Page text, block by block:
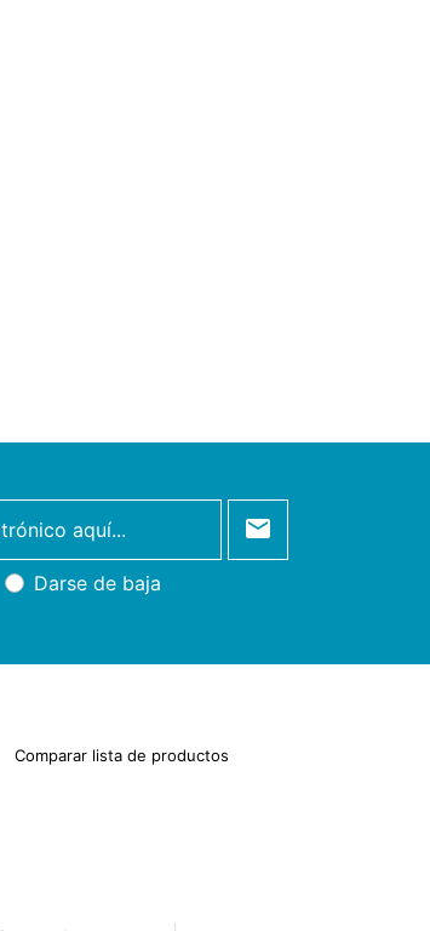
Darse de baja
Comparar lista de productos